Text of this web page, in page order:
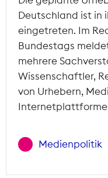
Deutschland ist in
eingetreten. Im
Bundestags
mehrere
Wissenschaftler,
von Urhebern,
Medienpolitik